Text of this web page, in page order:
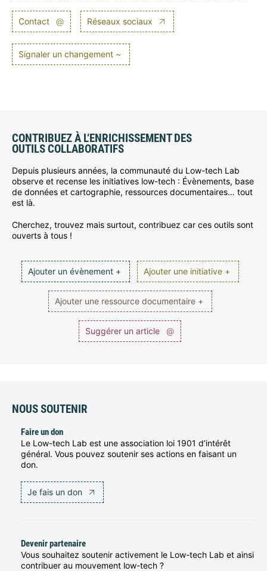
Contact @ Réseaux sociaux
Signaler un changement ~
CONTRIBUEZ À L’ENRICHISSEMENT DES
OUTILS COLLABORATIFS
Depuis plusieurs années, la communauté du Low-tech Lab
observe et recense les initiatives low-tech : Évènements, base
de données et cartographie, ressources documentaires… tout
est là.
Cherchez, trouvez mais surtout, contribuez car ces outils sont
ouverts à tous !
Ajouter un évènement + Ajouter une initiative +
Ajouter une ressource documentaire +
Suggérer un article @
NOUS SOUTENIR
Faire un don
Le Low-tech Lab est une association loi 1901 d’intérêt
général. Vous pouvez soutenir ses actions en faisant un
don.
Je fais un don
Devenir partenaire
Vous souhaitez soutenir activement le Low-tech Lab et ainsi
contribuer au mouvement low-tech ?